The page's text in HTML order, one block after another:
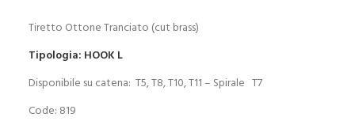
STILE
GREEN ZIP
AGENTI
CONTATTI
Tiretto Ottone Tranciato (cut brass)
Tipologia: HOOK L
Disponibile su catena: T5, T8, T10, T11 – Spirale T7
Code: 819